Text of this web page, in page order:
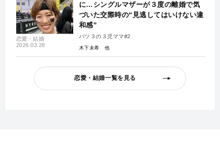
恋愛・結婚
2026.03.28
に…シングルマザーが３度の離婚で気
づいた交際時の“見逃してはいけない違
和感”
バツ３の３児ママ#2
木下未希
恋愛・結婚一覧を見る